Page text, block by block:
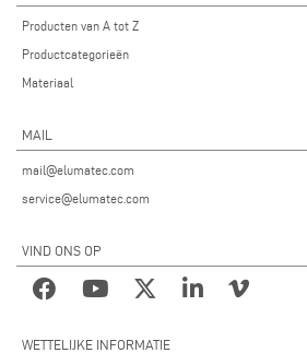
Producten van A tot Z
Productcategorieën
Materiaal
MAIL
mail@elumatec.com
service@elumatec.com
VIND ONS OP
WETTELIJKE INFORMATIE